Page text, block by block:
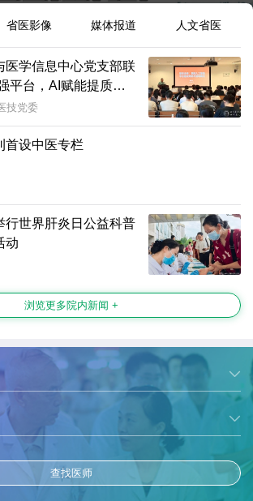
省医影像 媒体报道 人文省医
医学信息中心党支部联
平台，AI赋能提质
技党委
首设中医专栏
行世界肝炎日公益科普
动
浏览更多院内新闻 +
查找医师